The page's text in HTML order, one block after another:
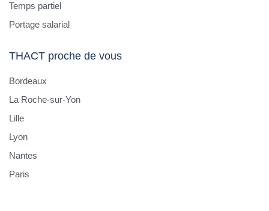
Temps partiel
Portage salarial
THACT proche de vous
Bordeaux
La Roche-sur-Yon
Lille
Lyon
Nantes
Paris